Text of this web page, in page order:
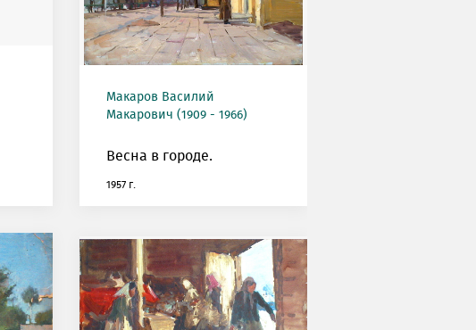
Макаров Василий
Макарович (1909 - 1966)
Весна в городе.
1957 г.